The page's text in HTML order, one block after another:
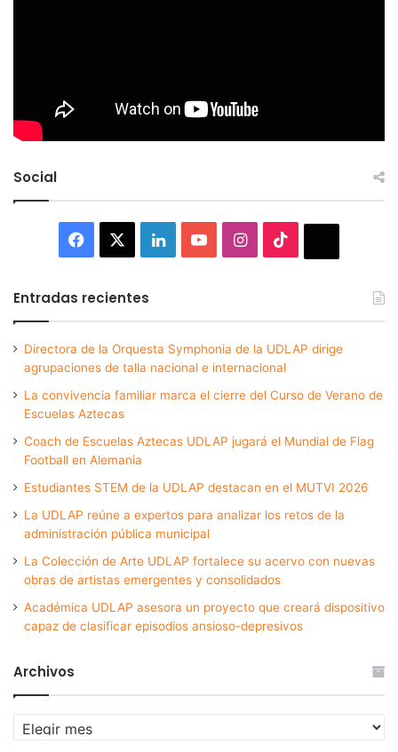
Social
Facebook LinkedInYouTubeInstagram
Entradas recientes
Directora de la Orquesta Symphonia de la UDLAP dirige
agrupaciones de talla nacional e internacional
La convivencia familiar marca el cierre del Curso de Verano de
Escuelas Aztecas
Coach de Escuelas Aztecas UDLAP jugará el Mundial de Flag
Football en Alemania
Estudiantes STEM de la UDLAP destacan en el MUTVI 2026
La UDLAP reúne a expertos para analizar los retos de la
administración pública municipal
La Colección de Arte UDLAP fortalece su acervo con nuevas
obras de artistas emergentes y consolidados
Académica UDLAP asesora un proyecto que creará dispositivo
capaz de clasificar episodios ansioso-depresivos
Archivos
Archivos